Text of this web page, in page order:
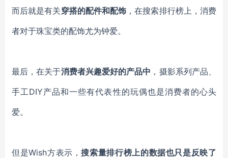
而后就是有关穿搭的配件和配饰 ，在搜索排行榜上，消费
者对于珠宝类的配饰尤为钟爱。
最后，在关于消费者兴趣爱好的产品中 ，摄影系列产品、
手工DIY产品和一些有代表性的玩偶也是消费者的心头
爱。
但是Wish方表示，搜索量排行榜上的数据也只是反映了